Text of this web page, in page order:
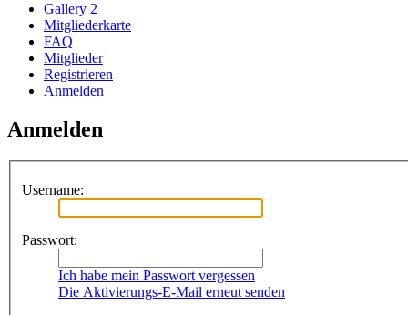
Gallery 2
Mitgliederkarte
FAQ
Mitglieder
Registrieren
Anmelden
Anmelden
Username:
Passwort:
Ich habe mein Passwort vergessen
Die Aktivierungs-E-Mail erneut senden